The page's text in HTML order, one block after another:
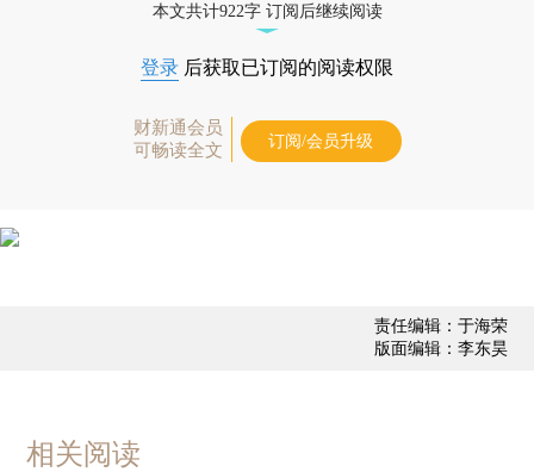
本文共计922字 订阅后继续阅读
登录 后获取已订阅的阅读权限
财新通会员
可畅读全文
订阅/会员升级
责任编辑：于海荣
版面编辑：李东昊
相关阅读